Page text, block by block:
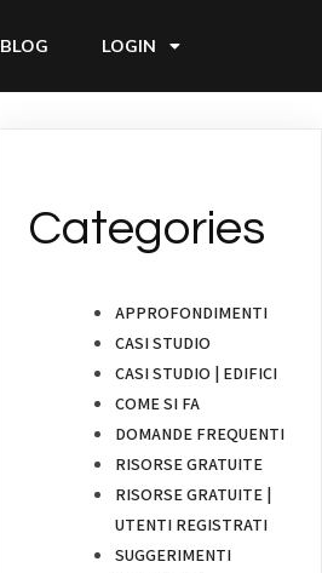
BLOG LOGIN
Categories
APPROFONDIMENTI
CASI STUDIO
CASI STUDIO | EDIFICI
COME SI FA
DOMANDE FREQUENTI
RISORSE GRATUITE
RISORSE GRATUITE |
UTENTI REGISTRATI
SUGGERIMENTI